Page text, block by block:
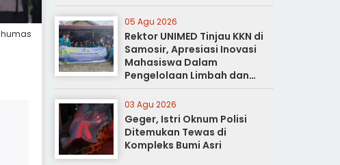
humas
05 Agu 2026
Rektor UNIMED Tinjau KKN di
Samosir, Apresiasi Inovasi
Mahasiswa Dalam
Pengelolaan Limbah dan
Pertanian Ramah Lingkungan
03 Agu 2026
Geger, Istri Oknum Polisi
Ditemukan Tewas di
Kompleks Bumi Asri